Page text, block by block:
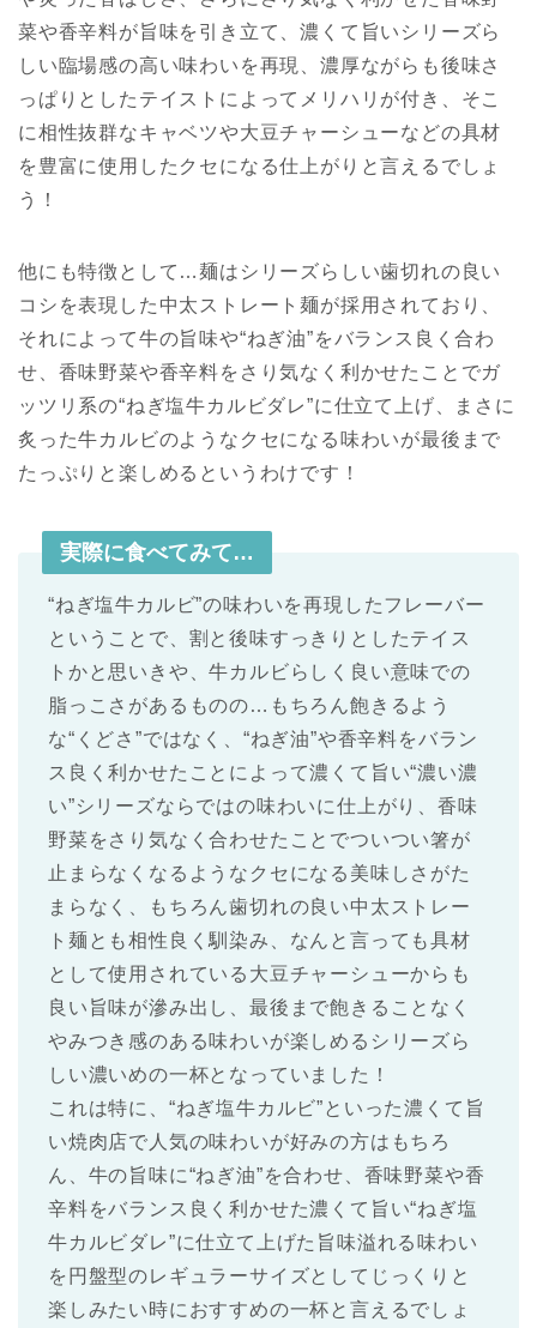
菜や香辛料が旨味を引き立て、濃くて旨いシリーズら
しい臨場感の高い味わいを再現、濃厚ながらも後味さ
っぱりとしたテイストによってメリハリが付き、そこ
に相性抜群なキャベツや大豆チャーシューなどの具材
を豊富に使用したクセになる仕上がりと言えるでしょ
う！
他にも特徴として…麺はシリーズらしい歯切れの良い
コシを表現した中太ストレート麺が採用されており、
それによって牛の旨味や“ねぎ油”をバランス良く合わ
せ、香味野菜や香辛料をさり気なく利かせたことでガ
ッツリ系の“ねぎ塩牛カルビダレ”に仕立て上げ、まさに
炙った牛カルビのようなクセになる味わいが最後まで
たっぷりと楽しめるというわけです！
実際に食べてみて…
“ねぎ塩牛カルビ”の味わいを再現したフレーバー
ということで、割と後味すっきりとしたテイス
トかと思いきや、牛カルビらしく良い意味での
脂っこさがあるものの…もちろん飽きるよう
な“くどさ”ではなく、“ねぎ油”や香辛料をバラン
ス良く利かせたことによって濃くて旨い“濃い濃
い”シリーズならではの味わいに仕上がり、香味
野菜をさり気なく合わせたことでついつい箸が
止まらなくなるようなクセになる美味しさがた
まらなく、もちろん歯切れの良い中太ストレー
ト麺とも相性良く馴染み、なんと言っても具材
として使用されている大豆チャーシューからも
良い旨味が滲み出し、最後まで飽きることなく
やみつき感のある味わいが楽しめるシリーズら
しい濃いめの一杯となっていました！
これは特に、“ねぎ塩牛カルビ”といった濃くて旨
い焼肉店で人気の味わいが好みの方はもちろ
ん、牛の旨味に“ねぎ油”を合わせ、香味野菜や香
辛料をバランス良く利かせた濃くて旨い“ねぎ塩
牛カルビダレ”に仕立て上げた旨味溢れる味わい
を円盤型のレギュラーサイズとしてじっくりと
楽しみたい時におすすめの一杯と言えるでしょ